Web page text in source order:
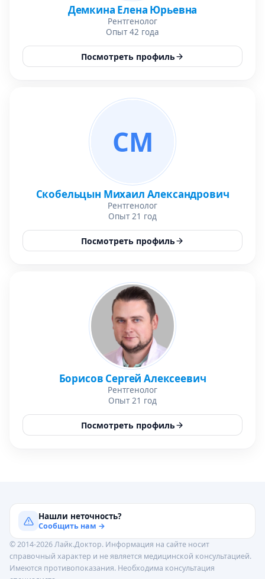
Демкина Елена Юрьевна
Рентгенолог
Опыт 42 года
Посмотреть профиль
СМ
Скобельцын Михаил Александрович
Рентгенолог
Опыт 21 год
Посмотреть профиль
Борисов Сергей Алексеевич
Рентгенолог
Опыт 21 год
Посмотреть профиль
Нашли неточность?
Сообщить нам →
© 2014-2026 Лайк.Доктор. Информация на сайте носит
справочный характер и не является медицинской консультацией.
Имеются противопоказания. Необходима консультация